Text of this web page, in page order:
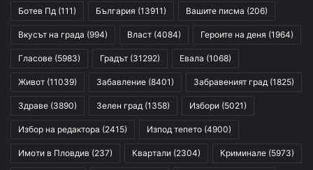
Ботев Пд (111) България (13911) Вашите писма (206)
Вкусът на града (994) Власт (4084) Героите на деня (1964)
Гласове (5983) Градът (31292) Евала (1068)
Живот (11039) Забавление (8401) Забравеният град (1825)
Здраве (3890) Зелен град (1358) Избори (5021)
Избор на редактора (2415) Изпод тепето (4900)
Имоти в Пловдив (237) Квартали (2304) Криминале (5973)